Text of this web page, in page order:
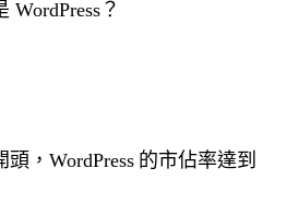
？
，WordPress 的市佔率達到